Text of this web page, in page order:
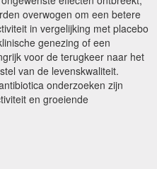
overwogen om een betere
in vergelijking met placebo
genezing of een
voor de terugkeer naar het
van de levenskwaliteit.
onderzoeken zijn
en groeiende